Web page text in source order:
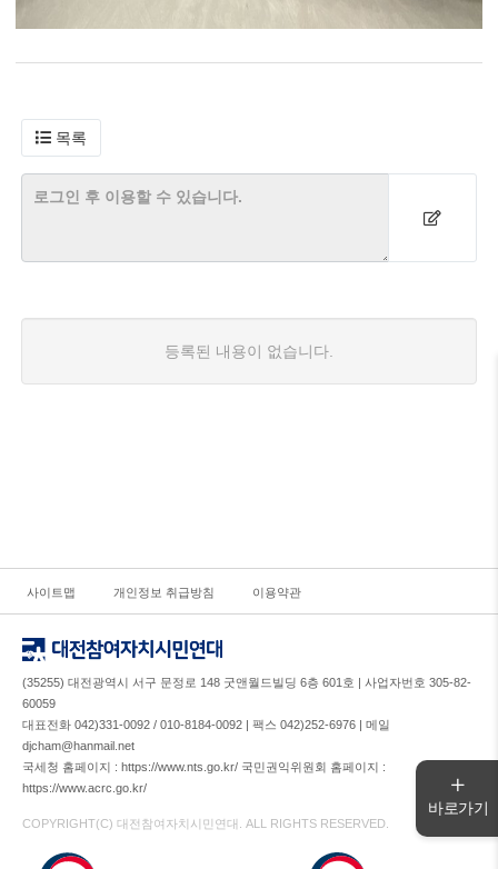
목록
등록된 내용이 없습니다.
사이트맵 개인정보 취급방침 이용약관
(35255) 대전광역시 서구 문정로 148 굿앤월드빌딩 6층 601호 | 사업자번호 305-82-
60059
대표전화 042)331-0092 / 010-8184-0092 | 팩스 042)252-6976 | 메일
djcham@hanmail.net
국세청 홈페이지 : https://www.nts.go.kr/ 국민권익위원회 홈페이지 :
https://www.acrc.go.kr/
COPYRIGHT(C) 대전참여자치시민연대. ALL RIGHTS RESERVED.
바로가기